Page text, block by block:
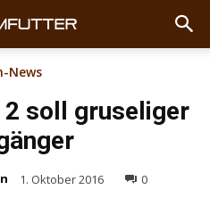
News
soll gruseliger
1. Oktober 2016 0